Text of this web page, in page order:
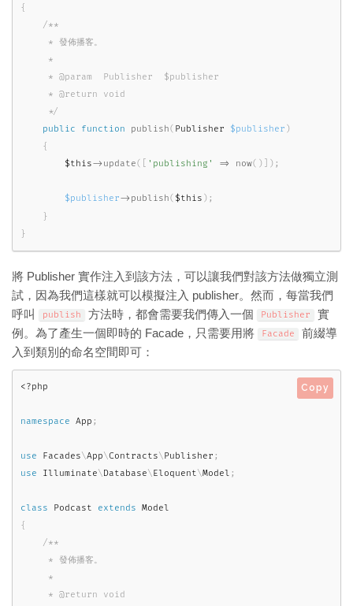
{
/**
     * 發佈播客。
     *
     * @param  Publisher  $publisher
     * @return void
     */
public
function publish( Publisher $publisher )
{
$this-> update( 'publishing' => now( ) ) ;
$publisher-> publish( $this ) ;
}
}
將 Publisher 實作注入到該方法，可以讓我們對該方法做獨立測
試，因為我們這樣就可以模擬注入 publisher。然而，每當我們
呼叫
publish 方法時，都會需要我們傳入一個 Publisher
實
例。為了產生一個即時的 Facade，只需要用將
Facade
前綴導
入到類別的命名空間即可：
<?php
namespace App ;
use Facades\App\Contracts\ Publisher ;
use
Illuminate\Database\ Eloquent\Model ;
class Podcast extends
Model
{
/**
     * 發佈播客。
     *
     * @return void
Copy